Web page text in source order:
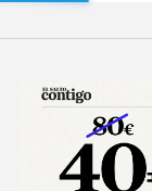
Salto a